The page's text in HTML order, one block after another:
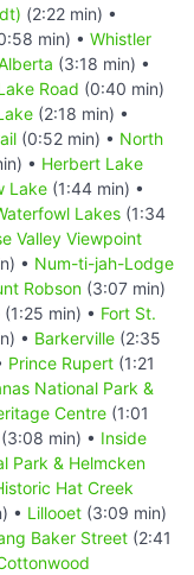
(2:22 min) •
min) • Whistler
(3:18 min) •
Road (0:40 min)
(2:18 min) •
(0:52 min) • North
• Herbert Lake
Lake (1:44 min) •
Lakes (1:34
Valley Viewpoint
• Num-ti-jah-Lodge
Robson (3:07 min)
(1:25 min) • Fort St.
• Barkerville (2:35
Prince Rupert (1:21
National Park &
Centre (1:01
(3:08 min) • Inside
Park & Helmcken
Hat Creek
• Lillooet (3:09 min)
Baker Street (2:41